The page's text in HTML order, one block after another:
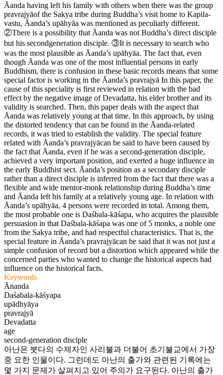
Āanda having left his family with others when there was the group
pravrajyāof the Sakya tribe during Buddha’s visit home to Kapila-
vastu, Āanda’s upāhyāa was mentioned as peculiarly different.
②There is a possibility that Āanda was not Buddha’s direct disciple
but his secondgeneration disciple. ③It is necessary to search who
was the most plausible as Āanda’s upāhyāa. The fact that, even
though Āanda was one of the most influential persons in early
Buddhism, there is confusion in these basic records means that some
special factor is working in the Āanda’s pravrajyā In this paper, the
cause of this speciality is first reviewed in relation with the bad
effect by the negative image of Devadatta, his elder brother and its
validity is searched. Then, this paper deals with the aspect that
Āanda was relatively young at that time. In this approach, by using
the distorted tendency that can be found in the Āanda-related
records, it was tried to establish the validity. The special feature
related with Āanda’s pravrajyācan be said to have been caused by
the fact that Āanda, even if he was a second-generation disciple,
achieved a very important position, and exerted a huge influence in
the early Buddhist sect. Āanda’s position as a secondary disciple
rather than a direct disciple is inferred from the fact that there was a
flexible and wide mentor-monk relationship during Buddha’s time
and Āanda left his family at a relatively young age. In relation with
Āanda’s upāhyāa, 4 persons were recorded in total. Among them,
the most probable one is Daśbala-kāśapa, who acquires the plausible
persuasion in that Daśbala-kāśapa was one of 5 monks, a noble one
from the Sakya tribe, and had respectful characteristics. That is, the
special feature in Āanda’s pravrajyācan be said that it was not just a
simple confusion of record but a distortion which appeared while the
concerned parties who wanted to change the historical aspects had
influence on the historical facts.
Keywords
Ānanda
Daśabala-kāśyapa
upādhyāya
pravrajyā
Devadatta
age
second-generation disciple
아난은 붓다의 수제자인 사리불과 더불어 초기불교에서 가장
중 요한 인물이다. 그런데도 아난의 출가와 관련된 기록에는
몇 가지 문제가 살펴지고 있어 주의가 요구된다. 아난의 출가